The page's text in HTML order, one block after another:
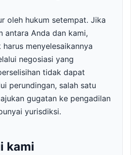
oleh hukum setempat. Jika
antara Anda dan kami,
menyelesaikannya
negosiasi yang
tidak dapat
perundingan, salah satu
gugatan ke pengadilan
yurisdiksi.
kami